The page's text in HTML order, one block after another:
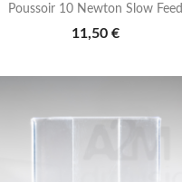
Poussoir 10 Newton Slow Feed
11,50 €
 Aperçu rapide